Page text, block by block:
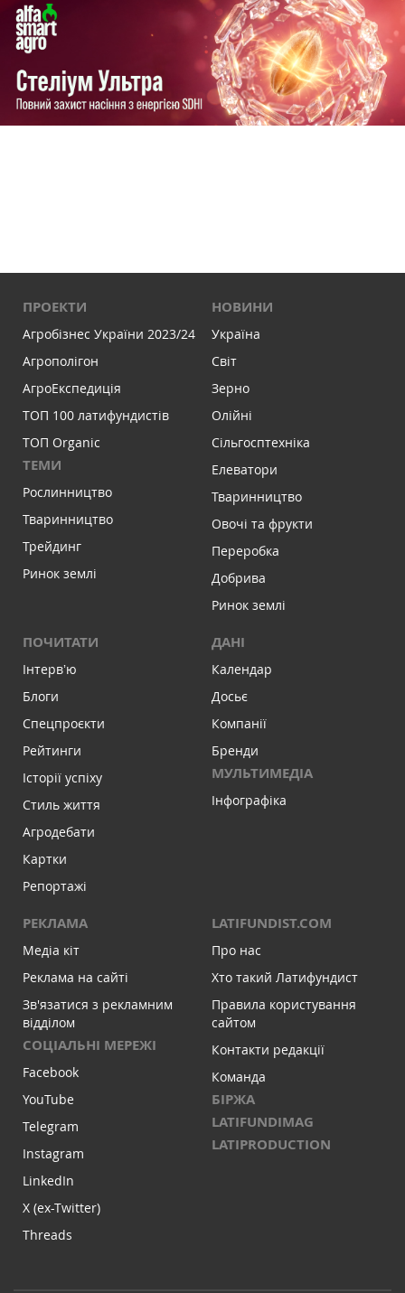
ПРОЕКТИ
Агробізнес України 2023/24
Агрополігон
АгроЕкспедиція
ТОП 100 латифундистів
ТОП Organic
ТЕМИ
Рослинництво
Тваринництво
Трейдинг
Ринок землі
НОВИНИ
Україна
Світ
Зерно
Олійні
Сільгосптехніка
Елеватори
Тваринництво
Овочі та фрукти
Переробка
Добрива
Ринок землі
ПОЧИТАТИ
Інтервʼю
Блоги
Спецпроєкти
Рейтинги
Історії успіху
Стиль життя
Агродебати
Картки
Репортажі
ДАНІ
Календар
Досьє
Компанії
Бренди
МУЛЬТИМЕДІА
Інфографіка
РЕКЛАМА
Медіа кіт
Реклама на сайті
Зв'язатися з рекламним
відділом
СОЦІАЛЬНІ МЕРЕЖІ
Facebook
YouTube
Telegram
Instagram
LinkedIn
X (ex-Twitter)
Threads
LATIFUNDIST.COM
Про нас
Хто такий Латифундист
Правила користування
сайтом
Контакти редакції
Команда
БІРЖА
LATIFUNDIMAG
LATIPRODUCTION